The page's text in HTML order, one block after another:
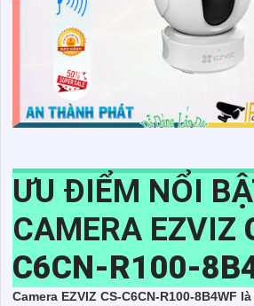
ƯU ĐIỂM NỔI
CAMERA EZVIZ
C6CN-R100-
Camera EZVIZ CS-C6CN-R100-8B4WF